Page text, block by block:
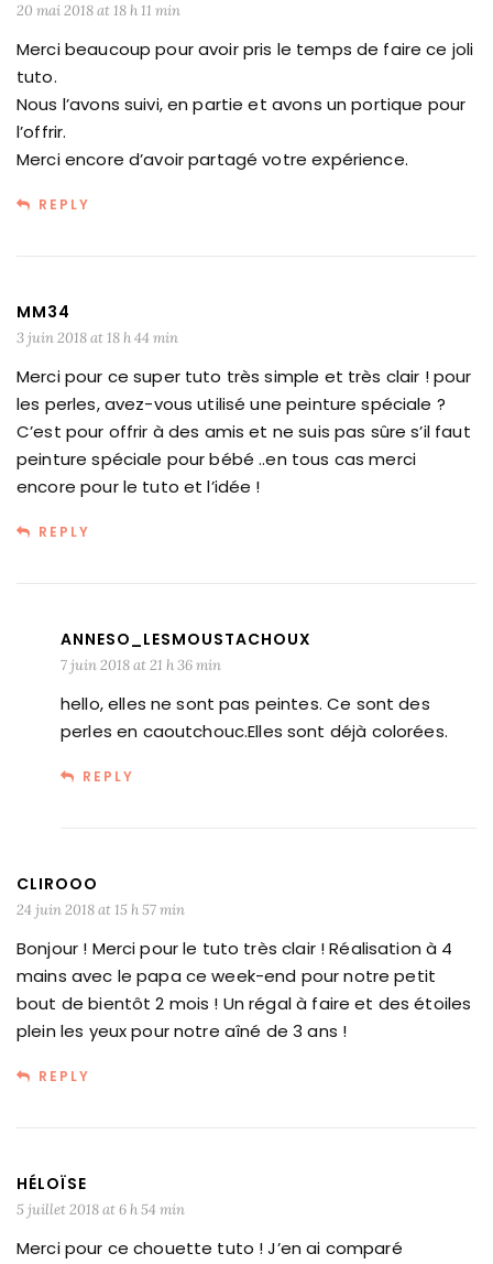
20 mai 2018 at 18 h 11 min
Merci beaucoup pour avoir pris le temps de faire ce joli
tuto.
Nous l’avons suivi, en partie et avons un portique pour
l’offrir.
Merci encore d’avoir partagé votre expérience.
REPLY
MM34
3 juin 2018 at 18 h 44 min
Merci pour ce super tuto très simple et très clair ! pour
les perles, avez-vous utilisé une peinture spéciale ?
C’est pour offrir à des amis et ne suis pas sûre s’il faut
peinture spéciale pour bébé ..en tous cas merci
encore pour le tuto et l’idée !
REPLY
ANNESO_LESMOUSTACHOUX
7 juin 2018 at 21 h 36 min
hello, elles ne sont pas peintes. Ce sont des
perles en caoutchouc.Elles sont déjà colorées.
REPLY
CLIROOO
24 juin 2018 at 15 h 57 min
Bonjour ! Merci pour le tuto très clair ! Réalisation à 4
mains avec le papa ce week-end pour notre petit
bout de bientôt 2 mois ! Un régal à faire et des étoiles
plein les yeux pour notre aîné de 3 ans !
REPLY
HÉLOÏSE
5 juillet 2018 at 6 h 54 min
Merci pour ce chouette tuto ! J’en ai comparé